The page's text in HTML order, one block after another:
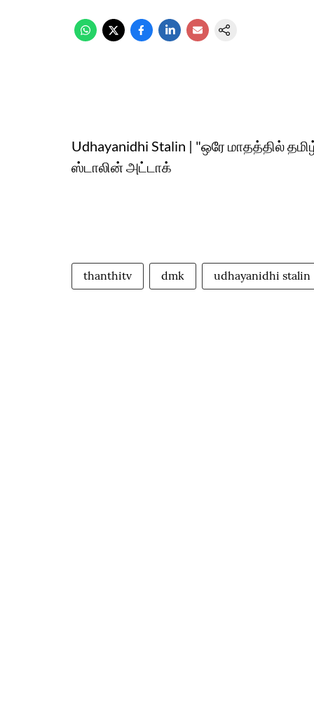
Udhayanidhi Stalin | "ஒரே மாதத்தில்
ஸ்டாலின் அட்டாக்
thanthitv dmk udhayanidhi stalin